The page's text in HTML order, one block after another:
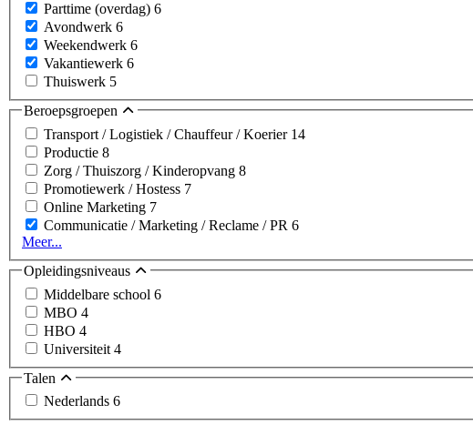
Parttime (overdag) 6
Avondwerk 6
Weekendwerk 6
Vakantiewerk 6
Thuiswerk 5
Beroepsgroepen
Transport / Logistiek / Chauffeur / Koerier 14
Productie 8
Zorg / Thuiszorg / Kinderopvang 8
Promotiewerk / Hostess 7
Online Marketing 7
Communicatie / Marketing / Reclame / PR 6
Meer...
Opleidingsniveaus
Middelbare school 6
MBO 4
HBO 4
Universiteit 4
Talen
Nederlands 6